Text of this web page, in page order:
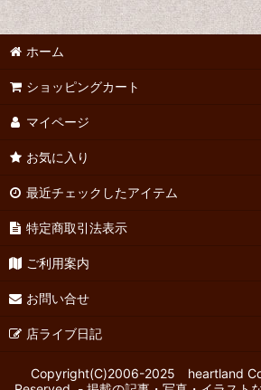
ホーム
ショッピングカート
マイページ
お気に入り
最近チェックしたアイテム
特定商取引法表示
ご利用案内
お問い合せ
店ライブ日記
Copyright(C)2006-2025 heartland